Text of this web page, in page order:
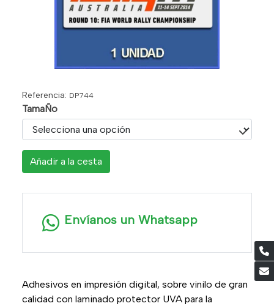
Referencia: DP744
TamaÑo
Añadir a la cesta
Envíanos un Whatsapp
Adhesivos en impresión digital, sobre vinilo de gran
calidad con laminado protector UVA para la